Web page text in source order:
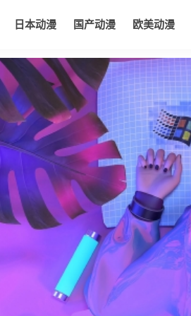
日本动漫 国产动漫 欧美动漫
欧美动漫 动漫电影 动态漫画